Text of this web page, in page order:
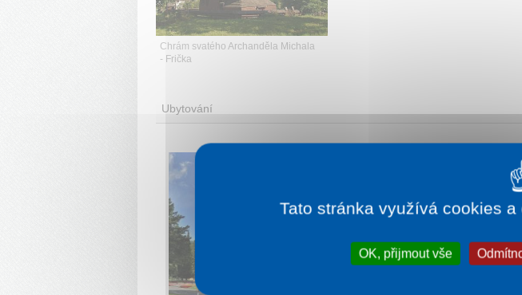
Chrám svatého Archanděla Michala
- Frička
Ubytování
Tato stránka využívá cookies
OK, přijmout vše